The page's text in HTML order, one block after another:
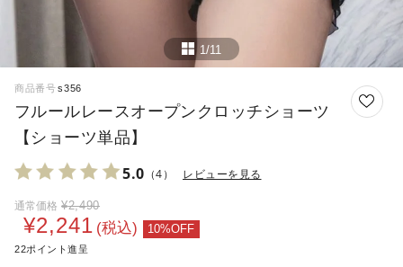
1/11
商品番号 s356
フルールレースオープンクロッチショーツ
【ショーツ単品】
5.0 （4） レビューを見る
通常価格 ¥2,490
¥2,241 税込
22